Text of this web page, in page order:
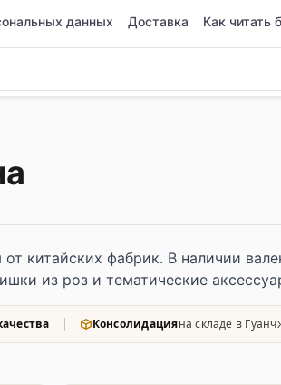
данных Доставка Как читать
китайских фабрик. В наличии
из роз и тематические
Консолидацияна складе в